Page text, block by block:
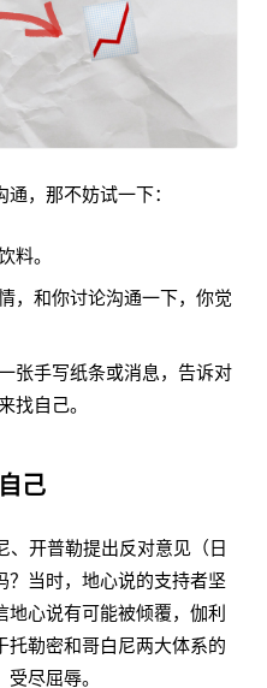
，那不妨试一下：
料。
，和你讨论沟通一下，你觉
张手写纸条或消息，告诉对
找自己。
己
、开普勒提出反对意见（日
？当时，地心说的支持者坚
心说有可能被倾覆，伽利
托勒密和哥白尼两大体系的
尽屈辱。